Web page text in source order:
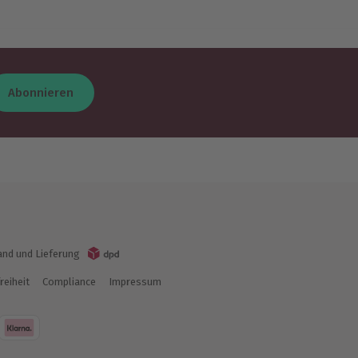
Abonnieren
und Lieferung
Compliance Impressum